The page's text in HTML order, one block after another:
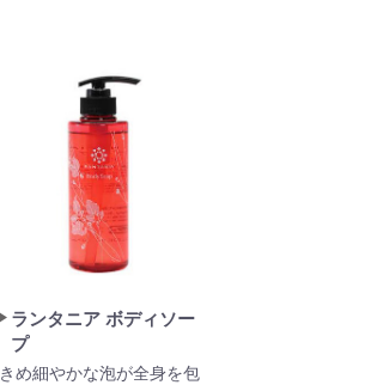
ランタニア ボディソー
プ
きめ細やかな泡が全身を包